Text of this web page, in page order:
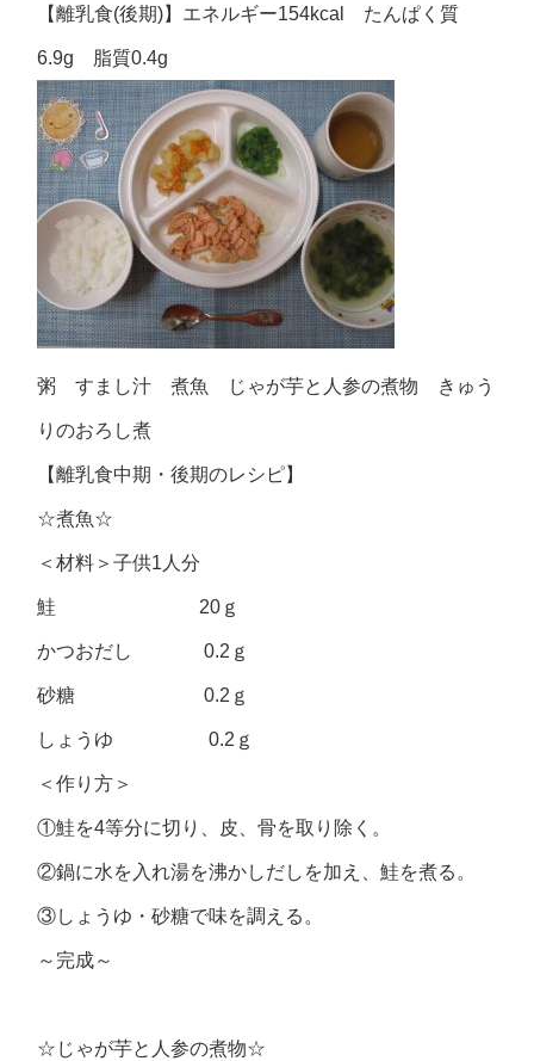
【離乳食(後期)】エネルギー154kcal たんぱく質
6.9g 脂質0.4g
粥 すまし汁 煮魚 じゃが芋と人参の煮物 きゅう
りのおろし煮
【離乳食中期・後期のレシピ】
☆煮魚☆
＜材料＞子供1人分
鮭 20ｇ
かつおだし 0.2ｇ
砂糖 0.2ｇ
しょうゆ 0.2ｇ
＜作り方＞
①鮭を4等分に切り、皮、骨を取り除く。
②鍋に水を入れ湯を沸かしだしを加え、鮭を煮る。
③しょうゆ・砂糖で味を調える。
～完成～
☆じゃが芋と人参の煮物☆